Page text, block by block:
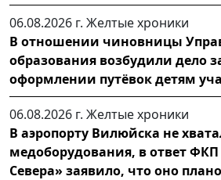
06.08.2026 г. Желтые хроники
В отношении чиновницы
образования возбудили дело
оформлении путёвок детям
06.08.2026 г. Желтые хроники
В аэропорту Вилюйска не
медоборудования, в ответ
Севера» заявило, что оно